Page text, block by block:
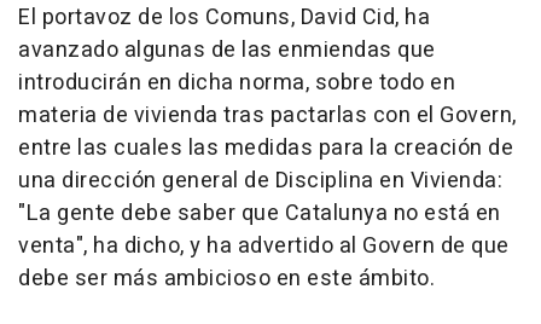
El portavoz de los Comuns, David Cid, ha
avanzado algunas de las enmiendas que
introducirán en dicha norma, sobre todo en
materia de vivienda tras pactarlas con el Govern,
entre las cuales las medidas para la creación de
una dirección general de Disciplina en Vivienda:
"La gente debe saber que Catalunya no está en
venta", ha dicho, y ha advertido al Govern de que
debe ser más ambicioso en este ámbito.